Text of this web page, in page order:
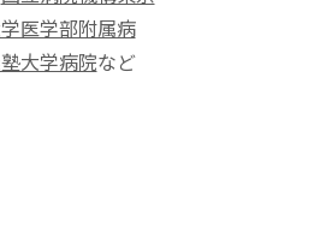
医学部附属病
大学病院など